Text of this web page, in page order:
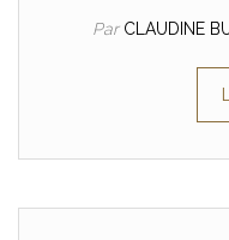
Par CLAUDINE